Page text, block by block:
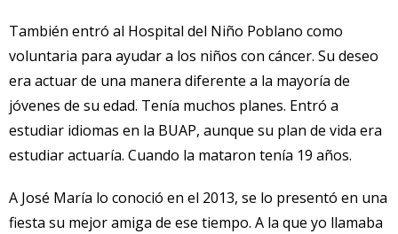
También entró al Hospital del Niño Poblano como
voluntaria para ayudar a los niños con cáncer. Su deseo
era actuar de una manera diferente a la mayoría de
jóvenes de su edad. Tenía muchos planes. Entró a
estudiar idiomas en la BUAP, aunque su plan de vida era
estudiar actuaría. Cuando la mataron tenía 19 años.
A José María lo conoció en el 2013, se lo presentó en una
fiesta su mejor amiga de ese tiempo. A la que yo llamaba